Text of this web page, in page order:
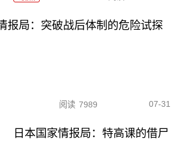
报局：突破战后体制的危险试探
阅读 7989 07-31
日本国家情报局：特高课的借尸